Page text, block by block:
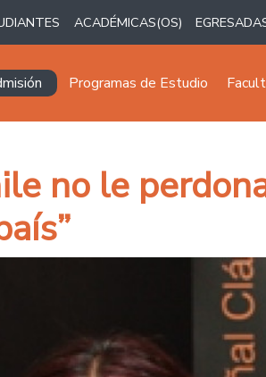
ACADÉMICAS(OS)
principal
Programas de Estudio
no le